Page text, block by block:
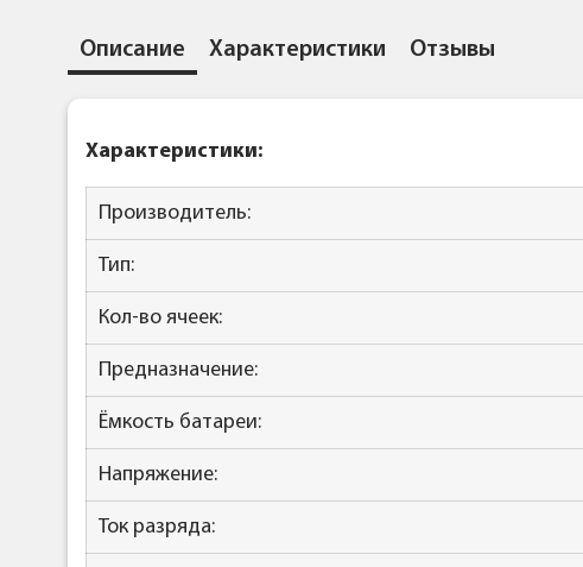
Описание Характеристики Отзывы
Характеристики:
Производитель:
Тип:
Кол-во ячеек:
Предназначение:
Ёмкость батареи:
Напряжение:
Ток разряда: